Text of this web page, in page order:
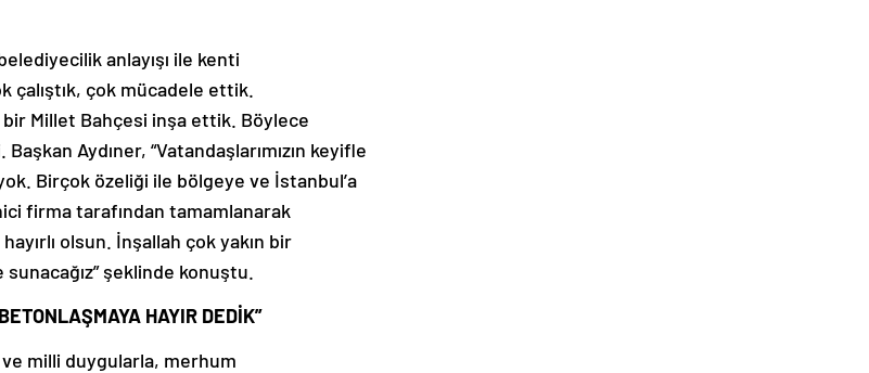
anlayışı ile kenti
çok mücadele ettik.
bir Millet Bahçesi inşa ettik. Böylece
Aydıner, “Vatandaşlarımızın keyifle
Birçok özeliği ile bölgeye ve İstanbul’a
firma tarafından tamamlanarak
olsun. İnşallah çok yakın bir
şeklinde konuştu.
HAYIR DEDİK”
milli duygularla, merhum